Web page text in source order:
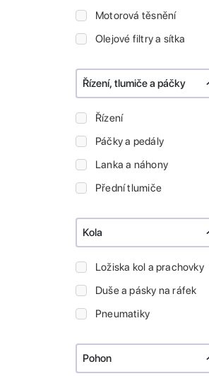
Motorová těsnění
Olejové filtry a sítka
Řízení, tlumiče a páčky
Řízení
Páčky a pedály
Lanka a náhony
Přední tlumiče
Kola
Ložiska kol a prachovky
Duše a pásky na ráfek
Pneumatiky
Pohon